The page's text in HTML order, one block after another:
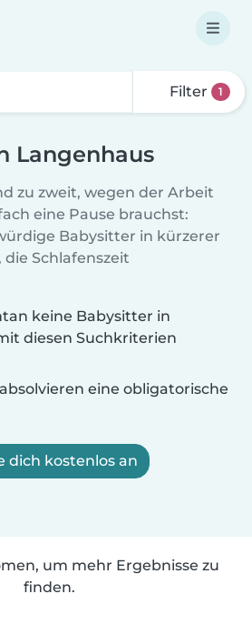
Filter 1
Langenhaus
zu zweit, wegen der Arbeit
eine Pause brauchst:
Babysitter in kürzerer
die Schlafenszeit
keine Babysitter in
diesen Suchkriterien
eine obligatorische
dich kostenlos an
um mehr Ergebnisse zu
finden.